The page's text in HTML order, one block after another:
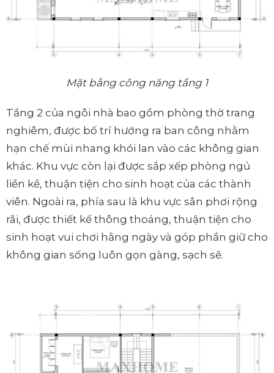
Mặt bằng công năng tầng 1
Tầng 2 của ngôi nhà bao gồm phòng thờ trang
nghiêm, được bố trí hướng ra ban công nhằm
hạn chế mùi nhang khói lan vào các không gian
khác. Khu vực còn lại được sắp xếp phòng ngủ
liền kề, thuận tiện cho sinh hoạt của các thành
viên. Ngoài ra, phía sau là khu vực sân phơi rộng
rãi, được thiết kế thông thoáng, thuận tiện cho
sinh hoạt vui chơi hằng ngày và góp phần giữ cho
không gian sống luôn gọn gàng, sạch sẽ.